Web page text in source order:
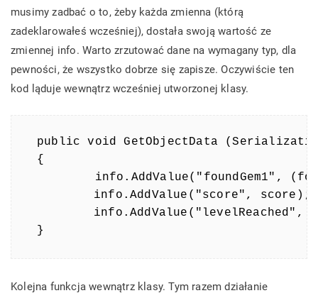
musimy zadbać o to, żeby każda zmienna (którą
zadeklarowałeś wcześniej), dostała swoją wartość ze
zmiennej info. Warto zrzutować dane na wymagany typ, dla
pewności, że wszystko dobrze się zapisze. Oczywiście ten
kod ląduje wewnątrz wcześniej utworzonej klasy.
public void GetObjectData
{
info.AddValue("foundGem1",
}
Kolejna funkcja wewnątrz klasy. Tym razem działanie